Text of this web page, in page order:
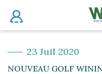
23 Juil 2020
NOUVEAU GOLF